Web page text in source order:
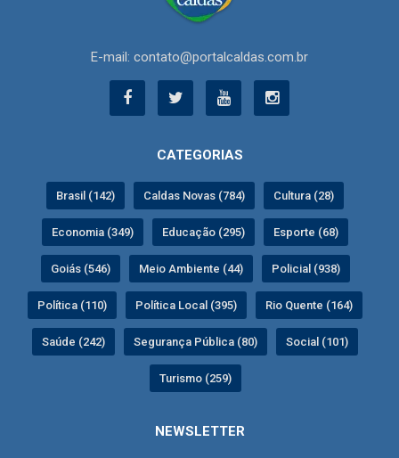
E-mail: contato@portalcaldas.com.br
CATEGORIAS
Brasil (142) Caldas Novas (784) Cultura (28)
Economia (349) Educação (295) Esporte (68)
Goiás (546) Meio Ambiente (44) Policial (938)
Política (110) Política Local (395) Rio Quente (164)
Saúde (242) Segurança Pública (80) Social (101)
Turismo (259)
NEWSLETTER